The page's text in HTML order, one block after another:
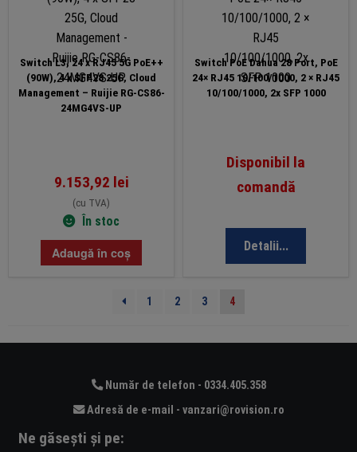
Switch L3, 24 x RJ45 5G PoE++
(90W), 4 x SFP28 25G, Cloud
Management – Ruijie RG-CS86-
24MG4VS-UP
9.153,92 lei
(cu TVA)
În stoc
Adaugă în coș
Switch PoE Dahua 28 Port, PoE
24× RJ45 10/100/1000, 2 × RJ45
10/100/1000, 2x SFP 1000
Disponibil la
comandă
Detalii...
1 2 3 4
Număr de telefon - 0334.405.358
Adresă de e-mail - vanzari@rovision.ro
Ne găsești și pe: